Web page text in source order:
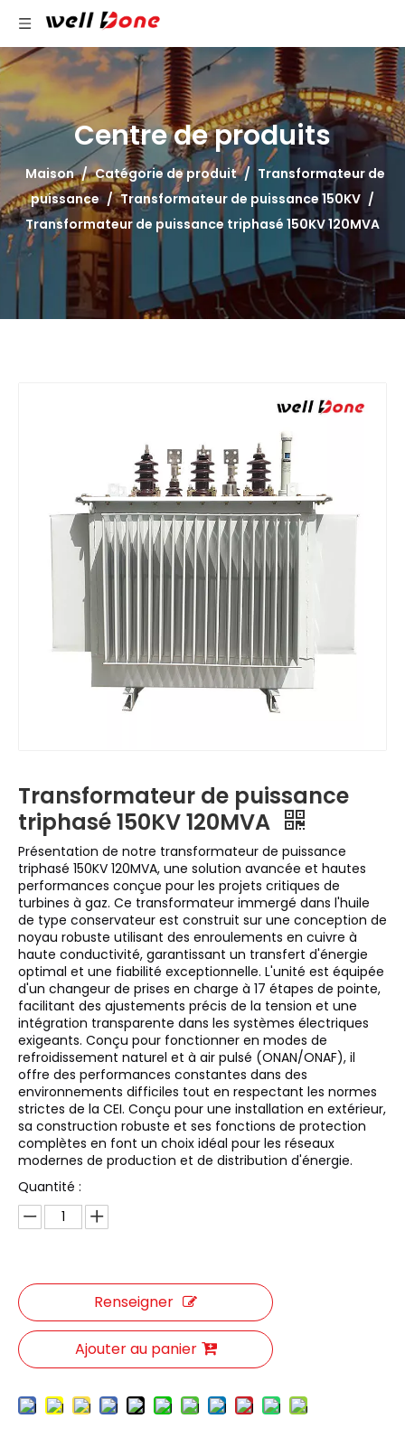
Centre de produits
Maison / Catégorie de produit / Transformateur de
puissance / Transformateur de puissance 150KV /
Transformateur de puissance triphasé 150KV 120MVA
Transformateur de puissance
triphasé 150KV 120MVA
Présentation de notre transformateur de puissance
triphasé 150KV 120MVA, une solution avancée et hautes
performances conçue pour les projets critiques de
turbines à gaz. Ce transformateur immergé dans l'huile
de type conservateur est construit sur une conception de
noyau robuste utilisant des enroulements en cuivre à
haute conductivité, garantissant un transfert d'énergie
optimal et une fiabilité exceptionnelle. L'unité est équipée
d'un changeur de prises en charge à 17 étapes de pointe,
facilitant des ajustements précis de la tension et une
intégration transparente dans les systèmes électriques
exigeants. Conçu pour fonctionner en modes de
refroidissement naturel et à air pulsé (ONAN/ONAF), il
offre des performances constantes dans des
environnements difficiles tout en respectant les normes
strictes de la CEI. Conçu pour une installation en extérieur,
sa construction robuste et ses fonctions de protection
complètes en font un choix idéal pour les réseaux
modernes de production et de distribution d'énergie.
Quantité :
Renseigner
Ajouter au panier